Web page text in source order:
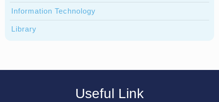
Information Technology
Library
Useful Link